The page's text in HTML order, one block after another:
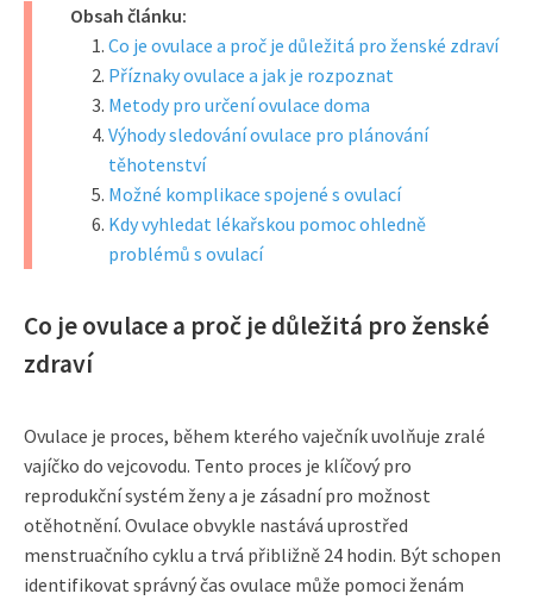
Obsah článku:
Co je ovulace a proč je důležitá pro ženské zdraví
Příznaky ovulace a jak je rozpoznat
Metody pro určení ovulace doma
Výhody sledování ovulace pro plánování
těhotenství
Možné komplikace spojené s ovulací
Kdy vyhledat lékařskou pomoc ohledně
problémů s ovulací
Co je ovulace a proč je důležitá pro ženské
zdraví
Ovulace je proces, během kterého vaječník uvolňuje zralé
vajíčko do vejcovodu. Tento proces je klíčový pro
reprodukční systém ženy a je zásadní pro možnost
otěhotnění. Ovulace obvykle nastává uprostřed
menstruačního cyklu a trvá přibližně 24 hodin. Být schopen
identifikovat správný čas ovulace může pomoci ženám